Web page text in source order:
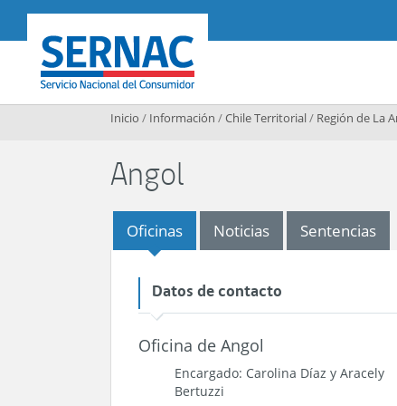
SERNAC
Inicio / Información /Chile Territorial/ Región de La
Angol
Oficinas Noticias Sentencias
Datos de contacto
Oficina de Angol
Encargado: Carolina Díaz y Aracely
Bertuzzi